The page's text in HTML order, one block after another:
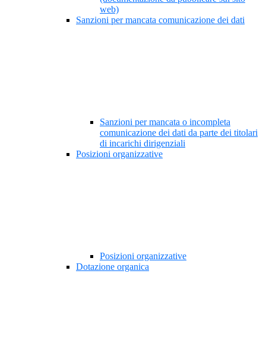
web)
Sanzioni per mancata comunicazione dei dati
Sanzioni per mancata o incompleta
comunicazione dei dati da parte dei titolari
di incarichi dirigenziali
Posizioni organizzative
Posizioni organizzative
Dotazione organica